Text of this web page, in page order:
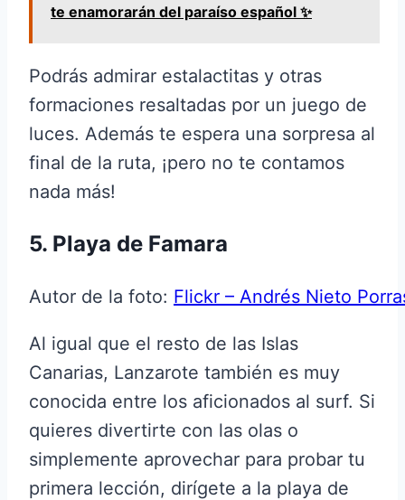
te enamorarán del paraíso español ✨
Podrás admirar estalactitas y otras
formaciones resaltadas por un juego de
luces. Además te espera una sorpresa al
final de la ruta, ¡pero no te contamos
nada más!
5. Playa de Famara
Autor de la foto: Flickr – Andrés Nieto
Al igual que el resto de las Islas
Canarias, Lanzarote también es muy
conocida entre los aficionados al surf. Si
quieres divertirte con las olas o
simplemente aprovechar para probar tu
primera lección, dirígete a la playa de